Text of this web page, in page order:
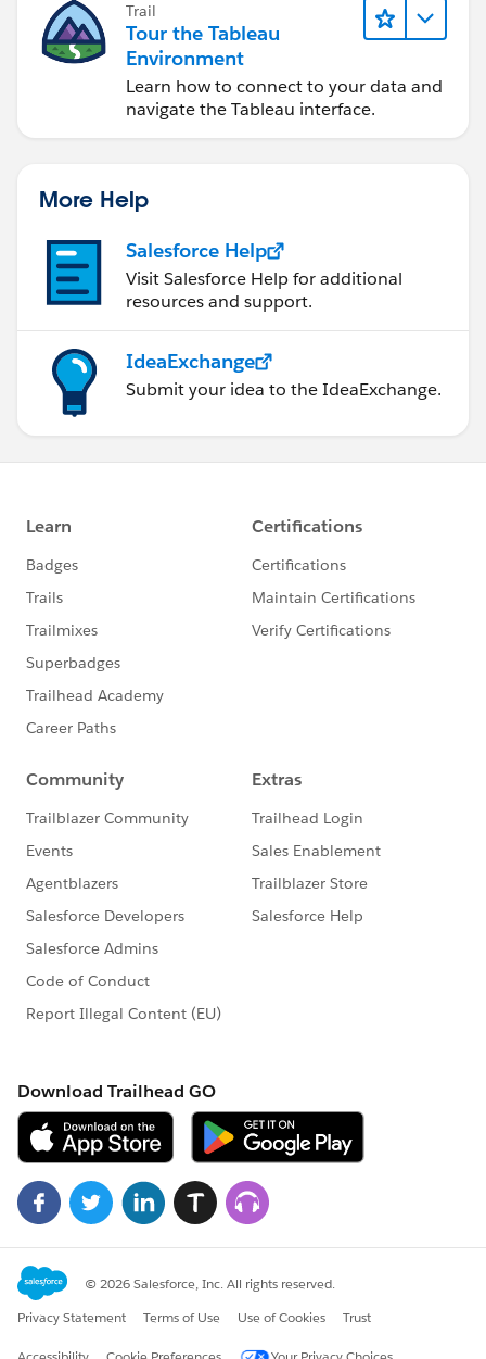
Trail
Tour the Tableau
Environment
Learn how to connect to your data and
navigate the Tableau interface.
More Help
Salesforce Help
Visit Salesforce Help for additional
resources and support.
IdeaExchange
Submit your idea to the IdeaExchange.